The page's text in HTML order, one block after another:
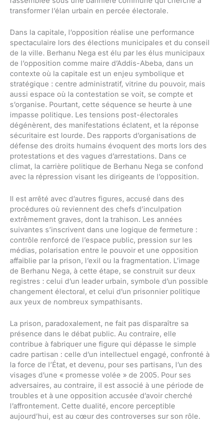
transformer l’élan urbain en percée électorale.
Dans la capitale, l’opposition réalise une performance
spectaculaire lors des élections municipales et du conseil
de la ville. Berhanu Nega est élu par les élus municipaux
de l’opposition comme maire d’Addis-Abeba, dans un
contexte où la capitale est un enjeu symbolique et
stratégique : centre administratif, vitrine du pouvoir, mais
aussi espace où la contestation se voit, se compte et
s’organise. Pourtant, cette séquence se heurte à une
impasse politique. Les tensions post-électorales
dégénèrent, des manifestations éclatent, et la réponse
sécuritaire est lourde. Des rapports d’organisations de
défense des droits humains évoquent des morts lors des
protestations et des vagues d’arrestations. Dans ce
climat, la carrière politique de Berhanu Nega se confond
avec la répression visant les dirigeants de l’opposition.
Il est arrêté avec d’autres figures, accusé dans des
procédures où reviennent des chefs d’inculpation
extrêmement graves, dont la trahison. Les années
suivantes s’inscrivent dans une logique de fermeture :
contrôle renforcé de l’espace public, pression sur les
médias, polarisation entre le pouvoir et une opposition
affaiblie par la prison, l’exil ou la fragmentation. L’image
de Berhanu Nega, à cette étape, se construit sur deux
registres : celui d’un leader urbain, symbole d’un possible
changement électoral, et celui d’un prisonnier politique
aux yeux de nombreux sympathisants.
La prison, paradoxalement, ne fait pas disparaître sa
présence dans le débat public. Au contraire, elle
contribue à fabriquer une figure qui dépasse le simple
cadre partisan : celle d’un intellectuel engagé, confronté à
la force de l’État, et devenu, pour ses partisans, l’un des
visages d’une « promesse volée » de 2005. Pour ses
adversaires, au contraire, il est associé à une période de
troubles et à une opposition accusée d’avoir cherché
l’affrontement. Cette dualité, encore perceptible
aujourd’hui, est au cœur des controverses sur son rôle.